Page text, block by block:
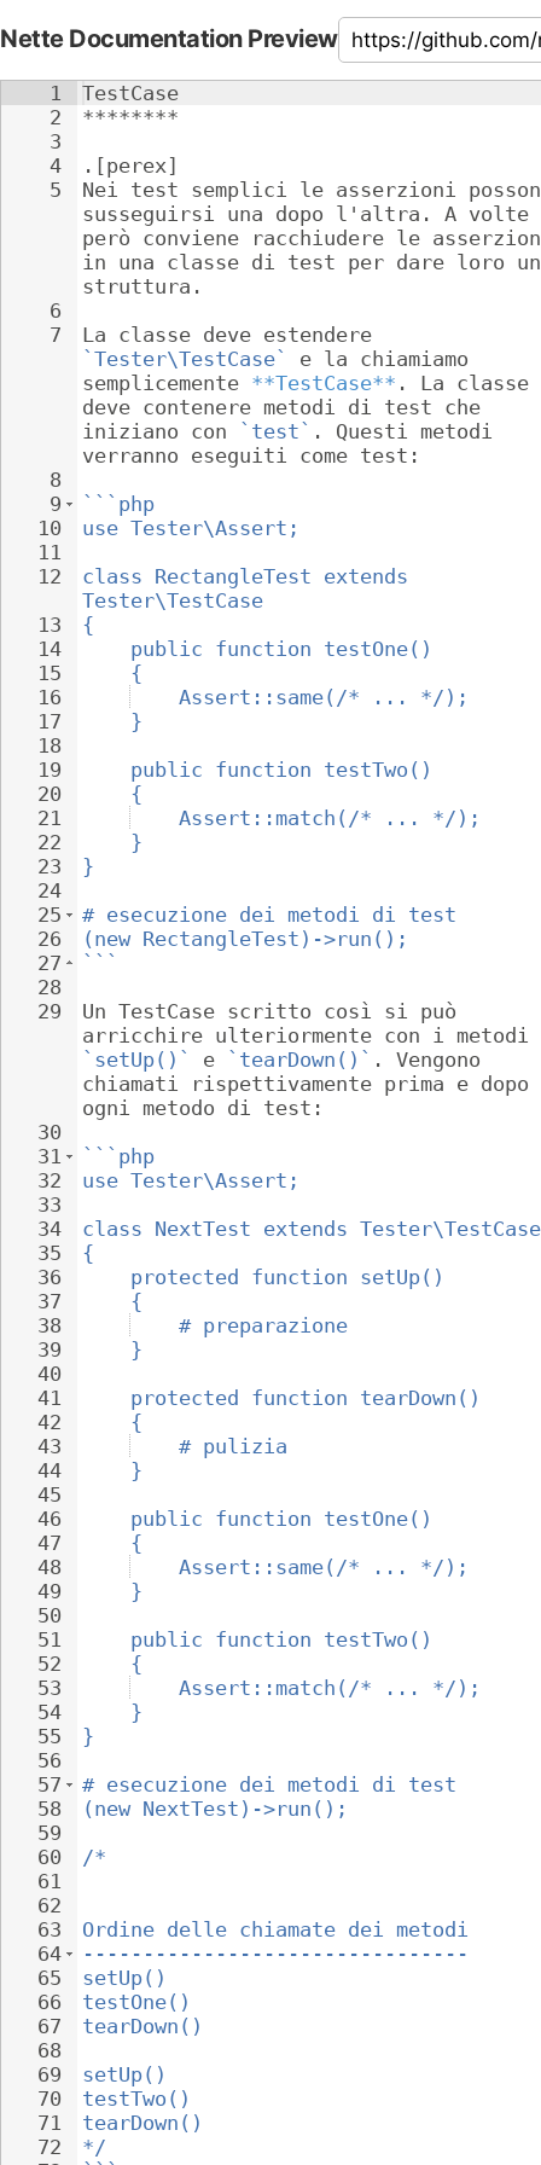
Nette Documentation Preview
1
2
3
4
5
6
7
8
9
10
11
12
13
14
15
16
17
18
19
20
21
22
23
24
25
26
27
28
29
30
31
32
33
34
35
36
37
38
39
40
41
42
43
44
45
46
47
48
49
50
51
52
53
54
55
56
57
58
59
60
61
62
63
64
65
66
67
68
69
70
71
72
TestCase
********
.[perex]
Nei test semplici le asserzioni
susseguirsi una dopo l'altra. A volte
però conviene racchiudere le
in una classe di test per dare loro
struttura.
La classe deve estendere
`Tester\TestCase`
e la chiamiamo
semplicemente **TestCase** . La classe
deve contenere metodi di test che
iniziano con
`test` . Questi metodi
verranno eseguiti come test:
```php
use Tester\Assert;
class RectangleTest extends
Tester\TestCase
{
public function testOne()
{
Assert::same(/* ... */);
}
public function testTwo()
{
Assert::match(/* ... */);
}
}
# esecuzione dei metodi di test
(new RectangleTest)->run();
```
Un TestCase scritto così si può
arricchire ulteriormente con i metodi
`setUp()`
e `tearDown()` . Vengono
chiamati rispettivamente prima e dopo
ogni metodo di test:
```php
use Tester\Assert;
class NextTest extends Tester\TestCase
{
protected function setUp()
{
# preparazione
}
protected function tearDown()
{
# pulizia
}
public function testOne()
{
Assert::same(/* ... */);
}
public function testTwo()
{
Assert::match(/* ... */);
}
}
# esecuzione dei metodi di test
(new NextTest)->run();
/*
Ordine delle chiamate dei metodi
--------------------------------
setUp()
testOne()
tearDown()
setUp()
testTwo()
tearDown()
*/